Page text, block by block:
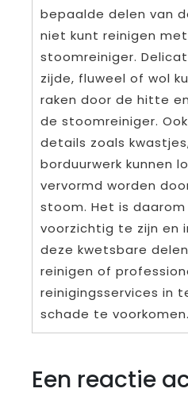
bepaalde delen van
niet kunt reinigen
stoomreiniger.
zijde, fluweel of wol
raken door de hitte
de stoomreiniger.
details zoals
borduurwerk kunnen
vervormd worden
stoom. Het is
voorzichtig te zijn en
deze kwetsbare
reinigen of
reinigingsservices in
schade te voorkomen.
Een reactie